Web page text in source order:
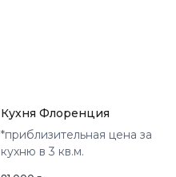
Кухня Флоренция
*приблизительная цена за
кухню в 3 кв.м.